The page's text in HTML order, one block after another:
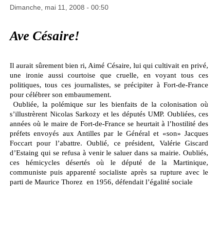
Dimanche, mai 11, 2008 - 00:50
Ave Césaire!
Il aurait sûrement bien ri, Aimé Césaire, lui qui cultivait en privé,
une ironie aussi courtoise que cruelle, en voyant tous ces
politiques, tous ces journalistes, se précipiter à Fort-de-France
pour célébrer son embaumement.
Oubliée, la polémique sur les bienfaits de la colonisation où
s’illustrèrent Nicolas Sarkozy et les députés UMP. Oubliées, ces
années où le maire de Fort-de-France se heurtait à l’hostilité des
préfets envoyés aux Antilles par le Général et «son» Jacques
Foccart pour l’abattre. Oublié, ce président, Valérie Giscard
d’Estaing qui se refusa à venir le saluer dans sa mairie. Oubliés,
ces hémicycles désertés où le député de la Martinique,
communiste puis apparenté socialiste après sa rupture avec le
parti de Maurice Thorez en 1956, défendait l’égalité sociale